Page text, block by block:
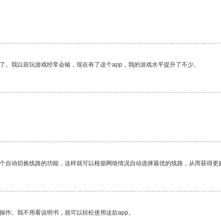
我以前玩游戏经常会输，现在有了这个app，我的游戏水平提升了不少。
动切换线路的功能，这样就可以根据网络情况自动选择最优的线路，从而获得更
。我不用看说明书，就可以轻松使用这款app。